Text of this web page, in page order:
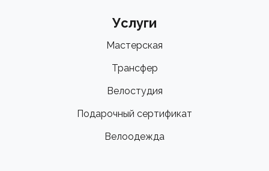
Услуги
Мастерская
Трансфер
Велостудия
Подарочный сертификат
Велоодежда